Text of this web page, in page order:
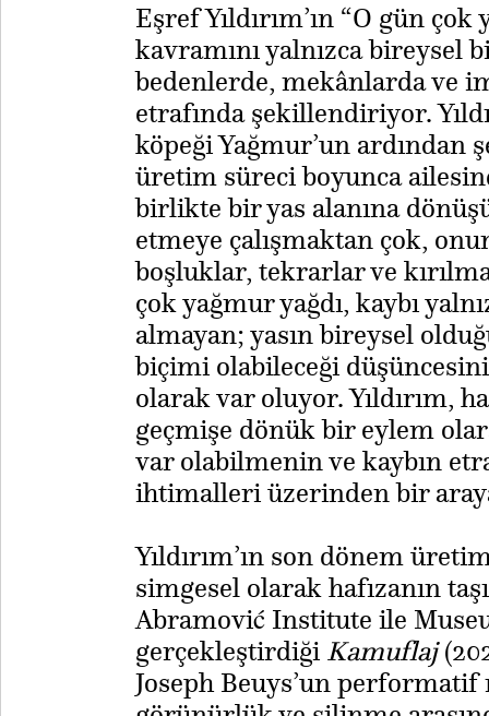
Eşref Yıldırım’ın “O gün
kavramını yalnızca bireysel
bedenlerde, mekânlarda ve
etrafında şekillendiriyor.
köpeği Yağmur’un ardından
üretim süreci boyunca
birlikte bir yas alanına
etmeye çalışmaktan çok,
boşluklar, tekrarlar ve
çok yağmur yağdı, kaybı
almayan; yasın bireysel
biçimi olabileceği
olarak var oluyor. Yıldırım,
geçmişe dönük bir eylem
var olabilmenin ve kaybın
ihtimalleri üzerinden bir
Yıldırım’ın son dönem
simgesel olarak hafızanın
Abramović Institute ile
gerçekleştirdiği Kamuflaj
Joseph Beuys’un